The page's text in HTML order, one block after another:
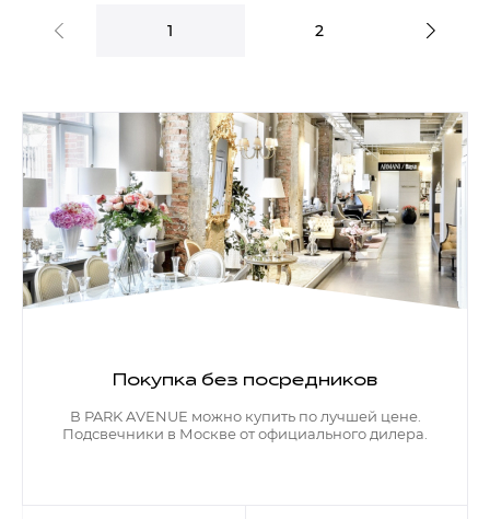
1 2
Покупка без посредников
В PARK AVENUE можно купить по лучшей цене.
Подсвечники в Москве от официального дилера.